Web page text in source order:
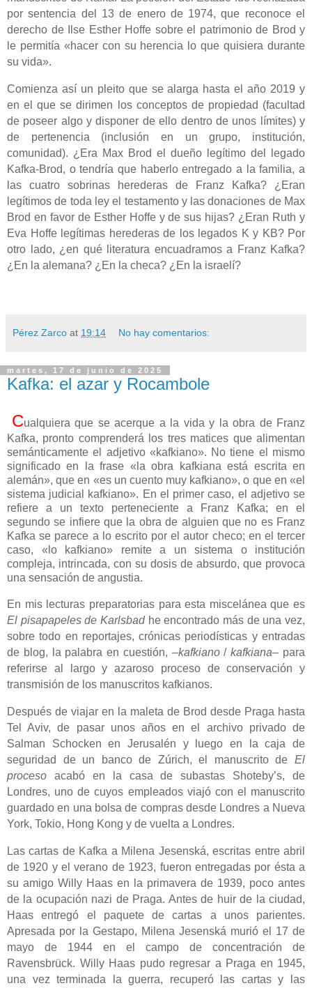
por sentencia del 13 de enero de 1974, que reconoce el
derecho de Ilse Esther Hoffe sobre el patrimonio de Brod y
le permitía «hacer con su herencia lo que quisiera durante
su vida».
Comienza así un pleito que se alarga hasta el año 2019 y
en el que se dirimen los conceptos de propiedad (facultad
de poseer algo y disponer de ello dentro de unos límites) y
de pertenencia (inclusión en un grupo, institución,
comunidad). ¿Era Max Brod el dueño legítimo del legado
Kafka-Brod, o tendría que haberlo entregado a la familia, a
las cuatro sobrinas herederas de Franz Kafka? ¿Eran
legítimos de toda ley el testamento y las donaciones de Max
Brod en favor de Esther Hoffe y de sus hijas? ¿Eran Ruth y
Eva Hoffe legítimas herederas de los legados K y KB? Por
otro lado, ¿en qué literatura encuadramos a Franz Kafka?
¿En la alemana? ¿En la checa? ¿En la israelí?
Pérez Zarco at 19:14 No hay comentarios:
martes, 17 de junio de 2025
Kafka: el azar y Rocambole
Cualquiera que se acerque a la vida y la obra de Franz
Kafka, pronto comprenderá los tres matices que alimentan
semánticamente el adjetivo «kafkiano». No tiene el mismo
significado en la frase «la obra kafkiana está escrita en
alemán», que en «es un cuento muy kafkiano», o que en «el
sistema judicial kafkiano». En el primer caso, el adjetivo se
refiere a un texto perteneciente a Franz Kafka; en el
segundo se infiere que la obra de alguien que no es Franz
Kafka se parece a lo escrito por el autor checo; en el tercer
caso, «lo kafkiano» remite a un sistema o institución
compleja, intrincada, con su dosis de absurdo, que provoca
una sensación de angustia.
En mis lecturas preparatorias para esta miscelánea que es
El pisapapeles de Karlsbadhe encontrado más de una vez,
sobre todo en reportajes, crónicas periodísticas y entradas
de blog, la palabra en cuestión, –kafkiano/kafkiana– para
referirse al largo y azaroso proceso de conservación y
transmisión de los manuscritos kafkianos.
Después de viajar en la maleta de Brod desde Praga hasta
Tel Aviv, de pasar unos años en el archivo privado de
Salman Schocken en Jerusalén y luego en la caja de
seguridad de un banco de Zúrich, el manuscrito de El
proceso acabó en la casa de subastas Shoteby’s, de
Londres, uno de cuyos empleados viajó con el manuscrito
guardado en una bolsa de compras desde Londres a Nueva
York, Tokio, Hong Kong y de vuelta a Londres.
Las cartas de Kafka a Milena Jesenská, escritas entre abril
de 1920 y el verano de 1923, fueron entregadas por ésta a
su amigo Willy Haas en la primavera de 1939, poco antes
de la ocupación nazi de Praga. Antes de huir de la ciudad,
Haas entregó el paquete de cartas a unos parientes.
Apresada por la Gestapo, Milena Jesenská murió el 17 de
mayo de 1944 en el campo de concentración de
Ravensbrück. Willy Haas pudo regresar a Praga en 1945,
una vez terminada la guerra, recuperó las cartas y las